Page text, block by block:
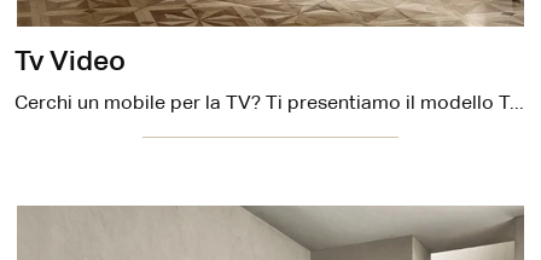
Tv Video
Cerchi un mobile per la TV? Ti presentiamo il modello Tv Video di Sangiacomo in legno, pensato per spazi design.